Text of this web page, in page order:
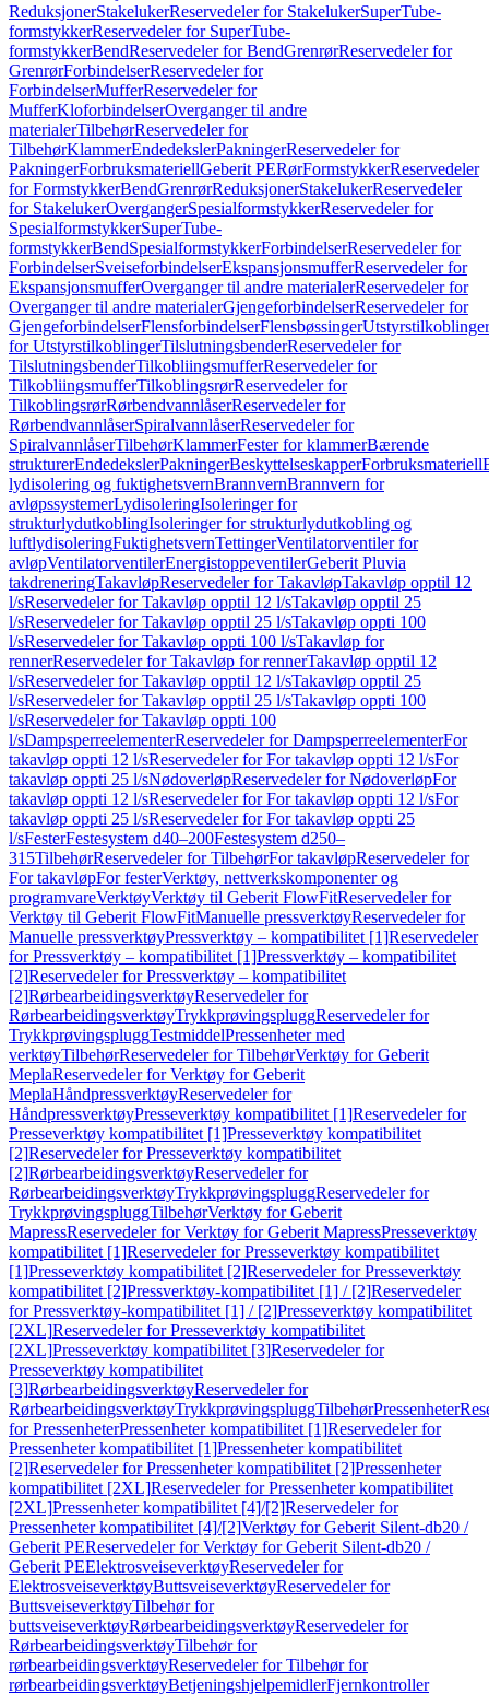
ReduksjonerStakelukerReservedeler for StakelukerSuperTube-
formstykkerReservedeler for SuperTube-
formstykkerBendReservedeler for BendGrenrørReservedeler for
GrenrørForbindelserReservedeler for
ForbindelserMufferReservedeler for
MufferKloforbindelserOverganger til andre
materialerTilbehørReservedeler for
TilbehørKlammerEndedekslerPakningerReservedeler for
PakningerForbruksmateriellGeberit PERørFormstykkerReservedeler
for FormstykkerBendGrenrørReduksjonerStakelukerReservedeler
for StakelukerOvergangerSpesialformstykkerReservedeler for
SpesialformstykkerSuperTube-
formstykkerBendSpesialformstykkerForbindelserReservedeler for
ForbindelserSveiseforbindelserEkspansjonsmufferReservedeler for
EkspansjonsmufferOverganger til andre materialerReservedeler for
Overganger til andre materialerGjengeforbindelserReservedeler for
GjengeforbindelserFlensforbindelserFlensbøssingerUtstyrstilkoblinger
for UtstyrstilkoblingerTilslutningsbenderReservedeler for
TilslutningsbenderTilkobliingsmufferReservedeler for
TilkobliingsmufferTilkoblingsrørReservedeler for
TilkoblingsrørRørbendvannlåserReservedeler for
RørbendvannlåserSpiralvannlåserReservedeler for
SpiralvannlåserTilbehørKlammerFester for klammerBærende
strukturerEndedekslerPakningerBeskyttelseskapperForbruksmateriell
lydisolering og fuktighetsvernBrannvernBrannvern for
avløpssystemerLydisoleringIsoleringer for
strukturlydutkoblingIsoleringer for strukturlydutkobling og
luftlydisoleringFuktighetsvernTettingerVentilatorventiler for
avløpVentilatorventilerEnergistoppeventilerGeberit Pluvia
takdreneringTakavløpReservedeler for TakavløpTakavløp opptil 12
l/sReservedeler for Takavløp opptil 12 l/sTakavløp opptil 25
l/sReservedeler for Takavløp opptil 25 l/sTakavløp oppti 100
l/sReservedeler for Takavløp oppti 100 l/sTakavløp for
rennerReservedeler for Takavløp for rennerTakavløp opptil 12
l/sReservedeler for Takavløp opptil 12 l/sTakavløp opptil 25
l/sReservedeler for Takavløp opptil 25 l/sTakavløp oppti 100
l/sReservedeler for Takavløp oppti 100
l/sDampsperreelementerReservedeler for DampsperreelementerFor
takavløp oppti 12 l/sReservedeler for For takavløp oppti 12 l/sFor
takavløp oppti 25 l/sNødoverløpReservedeler for NødoverløpFor
takavløp oppti 12 l/sReservedeler for For takavløp oppti 12 l/sFor
takavløp oppti 25 l/sReservedeler for For takavløp oppti 25
l/sFesterFestesystem d40–200Festesystem d250–
315TilbehørReservedeler for TilbehørFor takavløpReservedeler for
For takavløpFor festerVerktøy, nettverkskomponenter og
programvareVerktøyVerktøy til Geberit FlowFitReservedeler for
Verktøy til Geberit FlowFitManuelle pressverktøyReservedeler for
Manuelle pressverktøyPressverktøy – kompatibilitet [1]Reservedeler
for Pressverktøy – kompatibilitet [1]Pressverktøy – kompatibilitet
[2]Reservedeler for Pressverktøy – kompatibilitet
[2]RørbearbeidingsverktøyReservedeler for
RørbearbeidingsverktøyTrykkprøvingspluggReservedeler for
TrykkprøvingspluggTestmiddelPressenheter med
verktøyTilbehørReservedeler for TilbehørVerktøy for Geberit
MeplaReservedeler for Verktøy for Geberit
MeplaHåndpressverktøyReservedeler for
HåndpressverktøyPresseverktøy kompatibilitet [1]Reservedeler for
Presseverktøy kompatibilitet [1]Presseverktøy kompatibilitet
[2]Reservedeler for Presseverktøy kompatibilitet
[2]RørbearbeidingsverktøyReservedeler for
RørbearbeidingsverktøyTrykkprøvingspluggReservedeler for
TrykkprøvingspluggTilbehørVerktøy for Geberit
MapressReservedeler for Verktøy for Geberit MapressPresseverktøy
kompatibilitet [1]Reservedeler for Presseverktøy kompatibilitet
[1]Presseverktøy kompatibilitet [2]Reservedeler for Presseverktøy
kompatibilitet [2]Pressverktøy-kompatibilitet [1] / [2]Reservedeler
for Pressverktøy-kompatibilitet [1] / [2]Presseverktøy kompatibilitet
[2XL]Reservedeler for Presseverktøy kompatibilitet
[2XL]Presseverktøy kompatibilitet [3]Reservedeler for
Presseverktøy kompatibilitet
[3]RørbearbeidingsverktøyReservedeler for
RørbearbeidingsverktøyTrykkprøvingspluggTilbehørPressenheter
for PressenheterPressenheter kompatibilitet [1]Reservedeler for
Pressenheter kompatibilitet [1]Pressenheter kompatibilitet
[2]Reservedeler for Pressenheter kompatibilitet [2]Pressenheter
kompatibilitet [2XL]Reservedeler for Pressenheter kompatibilitet
[2XL]Pressenheter kompatibilitet [4]/[2]Reservedeler for
Pressenheter kompatibilitet [4]/[2]Verktøy for Geberit Silent-db20 /
Geberit PEReservedeler for Verktøy for Geberit Silent-db20 /
Geberit PEElektrosveiseverktøyReservedeler for
ElektrosveiseverktøyButtsveiseverktøyReservedeler for
ButtsveiseverktøyTilbehør for
buttsveiseverktøyRørbearbeidingsverktøyReservedeler for
RørbearbeidingsverktøyTilbehør for
rørbearbeidingsverktøyReservedeler for Tilbehør for
rørbearbeidingsverktøyBetjeningshjelpemidlerFjernkontroller